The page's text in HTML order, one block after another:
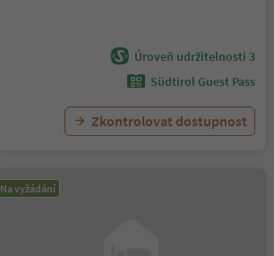
Úroveň udržitelnosti 3
Südtirol Guest Pass
Zkontrolovat dostupnost
Na vyžádání